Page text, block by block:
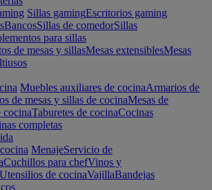
Sillas gamingEscritorios gaming
BancosSillas de comedorSillas
para sillas
de mesas y sillasMesas extensiblesMesas
Muebles auxiliares de cocinaArmarios de
de mesas y sillas de cocinaMesas de
cocinaTaburetes de cocinaCocinas
completas
MenajeServicio de
Cuchillos para chefVinos y
Utensilios de cocinaVajillaBandejas